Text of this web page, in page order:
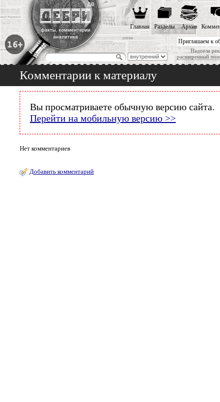
Приглашаем к
Надоела
расширенный
Главная Разделы Архив
Комментарии к материалу
Вы просматриваете обычную версию сайта.
Перейти на мобильную версию >>
Нет комментариев
Добавить комментарий